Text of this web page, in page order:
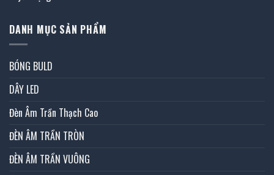
DANH MỤC SẢN PHẨM
BÓNG BULD
DÂY LED
Đèn Âm Trần Thạch Cao
ĐÈN ÂM TRẦN TRÒN
ĐÈN ÂM TRẦN VUÔNG